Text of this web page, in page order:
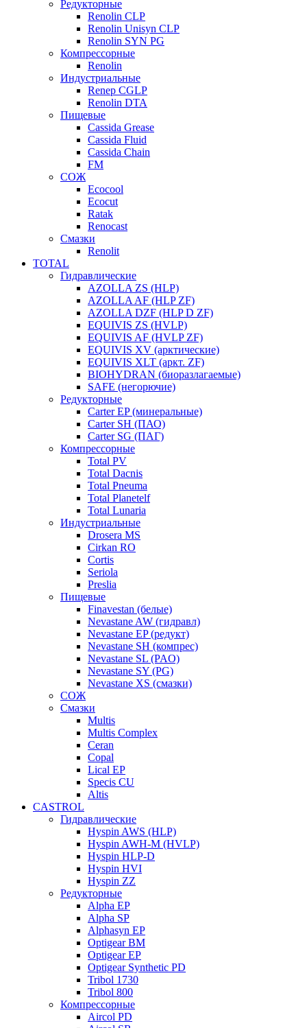
Редукторные
Renolin CLP
Renolin Unisyn CLP
Renolin SYN PG
Компрессорные
Renolin
Индустриальные
Renep CGLP
Renolin DTA
Пищевые
Cassida Grease
Cassida Fluid
Cassida Chain
FM
СОЖ
Ecocool
Ecocut
Ratak
Renocast
Смазки
Renolit
TOTAL
Гидравлические
AZOLLA ZS (HLP)
AZOLLA AF (HLP ZF)
AZOLLA DZF (HLP D ZF)
EQUIVIS ZS (HVLP)
EQUIVIS AF (HVLP ZF)
EQUIVIS XV (арктические)
EQUIVIS XLT (аркт. ZF)
BIOHYDRAN (биоразлагаемые)
SAFE (негорючие)
Редукторные
Carter EP (минеральные)
Carter SH (ПАО)
Carter SG (ПАГ)
Компрессорные
Total PV
Total Dacnis
Total Pneuma
Total Planetelf
Total Lunaria
Индустриальные
Drosera MS
Cirkan RO
Cortis
Seriola
Preslia
Пищевые
Finavestan (белые)
Nevastane AW (гидравл)
Nevastane EP (редукт)
Nevastane SH (компрес)
Nevastane SL (PAO)
Nevastane SY (PG)
Nevastane XS (смазки)
СОЖ
Смазки
Multis
Multis Complex
Ceran
Copal
Lical EP
Specis CU
Altis
CASTROL
Гидравлические
Hyspin AWS (HLP)
Hyspin AWH-M (HVLP)
Hyspin HLP-D
Hyspin HVI
Hyspin ZZ
Редукторные
Alpha EP
Alpha SP
Alphasyn EP
Optigear BM
Optigear EP
Optigear Synthetic PD
Tribol 1730
Tribol 800
Компрессорные
Aircol PD